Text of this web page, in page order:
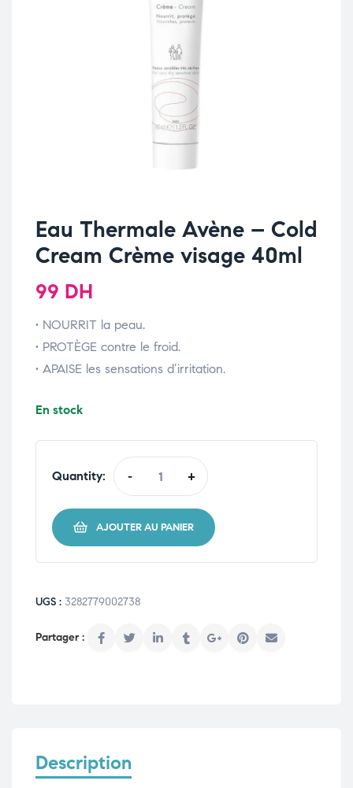
Eau Thermale Avène – Cold
Cream Crème visage 40ml
99 DH
• NOURRIT la peau.
• PROTÈGE contre le froid.
• APAISE les sensations d’irritation.
En stock
Quantity: - +
AJOUTER AU PANIER
UGS : 3282779002738
Description